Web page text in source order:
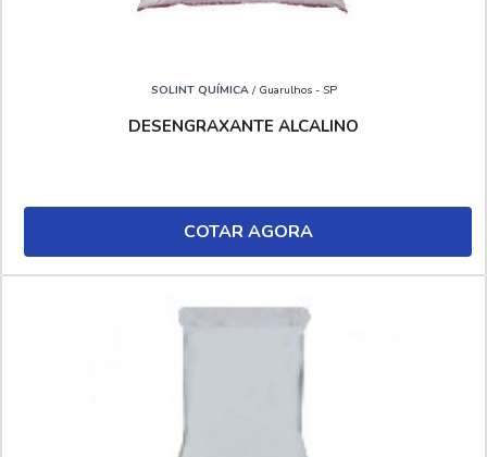
SOLINT QUÍMICA/ Guarulhos - SP
DESENGRAXANTE ALCALINO
COTAR AGORA